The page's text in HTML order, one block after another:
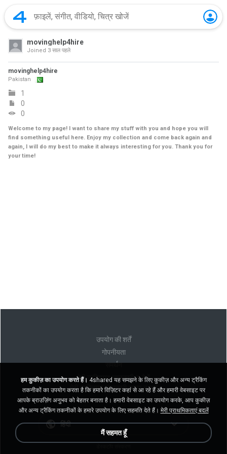
movinghelp4hire
Joined 3 साल पहले
movinghelp4hire
Pakistan
1
0
0
Welcome to my page! I want to share my stuff with you and hope you will
find something useful here. Enjoy my collection and come back again and
again, I will do my best to make it always interesting for you. Thank you for
your time!
उपयोग की शर्तें
गोपनीयता
समर्थन
मेरी व्यक्तिगत जानकारी न बेचें
मेरी व्यक्तिगत जानकारी साझा न करें
हिंदी
हम कुकीज़ का उपयोग करते हैं। 4shared यह समझने के लिए कुकीज़ और अन्य ट्रैकिंग
तकनीकों का उपयोग करता है कि हमारे विज़िटर कहां से आ रहे हैं और हमारी वेबसाइट पर
आपके ब्राउज़िंग अनुभव को बेहतर बनाता है। हमारी वेबसाइट का उपयोग करके, आप कुकीज़
और अन्य ट्रैकिंग तकनीकों के हमारे उपयोग के लिए सहमति देते हैं। मेरी प्राथमिकताएं बदलें
मैं सहमत हूँ